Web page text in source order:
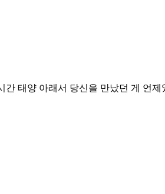
태양 아래서 당신을 만났던 게 언제